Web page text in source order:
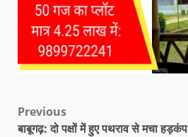
Previous
बाबूगढ़: दो पक्षों में हुए पथराव से मचा हड़कंप